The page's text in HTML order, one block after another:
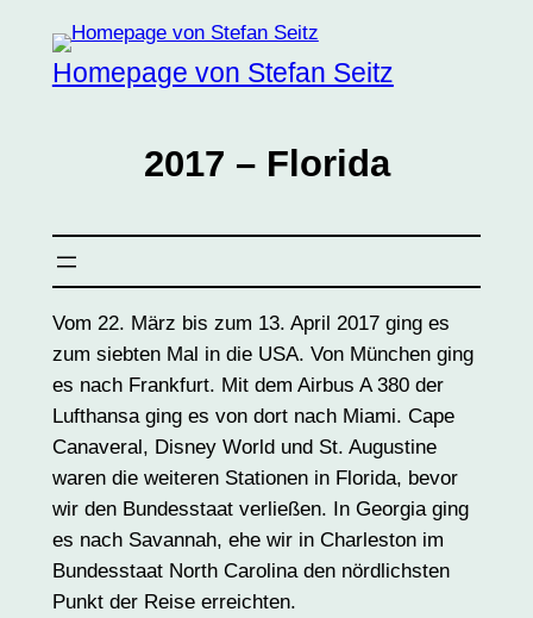
Inhalt
springenHomepage von Stefan Seitz
2017 – Florida
Vom 22. März bis zum 13. April 2017 ging es
zum siebten Mal in die USA. Von München ging
es nach Frankfurt. Mit dem Airbus A 380 der
Lufthansa ging es von dort nach Miami. Cape
Canaveral, Disney World und St. Augustine
waren die weiteren Stationen in Florida, bevor
wir den Bundesstaat verließen. In Georgia ging
es nach Savannah, ehe wir in Charleston im
Bundesstaat North Carolina den nördlichsten
Punkt der Reise erreichten.